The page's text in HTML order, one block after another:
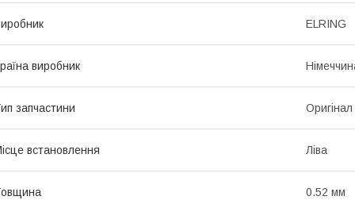
ELRING
виробник
запчастини Оригінал
встановлення Ліва
0.52 мм